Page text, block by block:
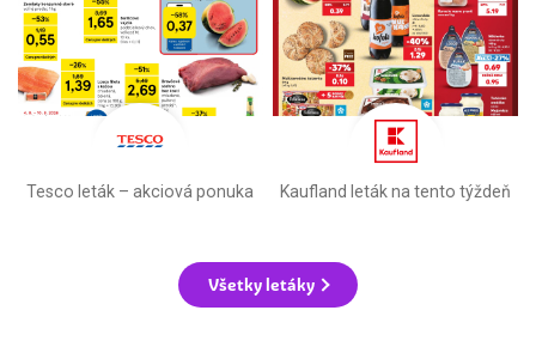
Tesco leták – akciová ponuka Kaufland leták na tento týždeň
Všetky letáky